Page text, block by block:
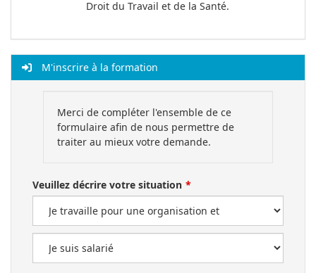
Droit du Travail et de la Santé.
M'inscrire à la formation
Merci de compléter l'ensemble de ce
formulaire afin de nous permettre de
traiter au mieux votre demande.
Veuillez décrire votre situation